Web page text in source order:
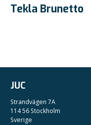
Tekla Brunetto
JUC
Strandvägen 7A
114 56 Stockholm
Sverige